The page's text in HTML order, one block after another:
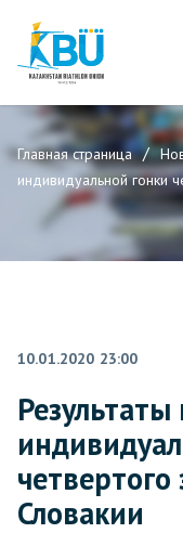
Главная страница
индивидуальной гонки
10.01.2020 23:00
четвертого
Словакии